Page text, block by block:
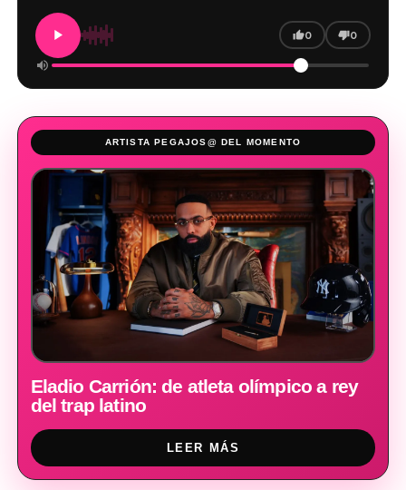
0 0
ARTISTA PEGAJOS@ DEL MOMENTO
Eladio Carrión: de atleta olímpico a rey
del trap latino
LEER MÁS